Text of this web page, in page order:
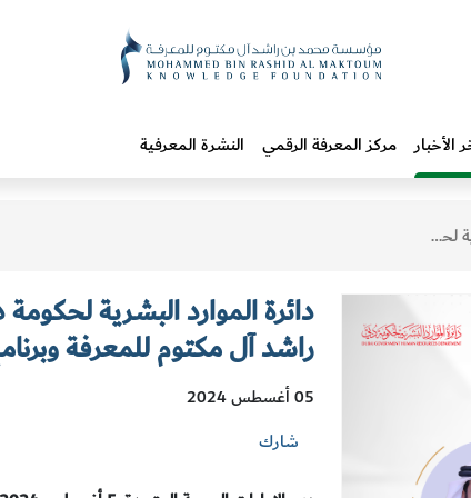
الأخبار مركز المعرفة الرقمي النشرة المعرفية
الإنمائي
دائرة الموارد البشرية
راشد آل مكتوم للمعرفة
05 أغسطس 2024
شارك